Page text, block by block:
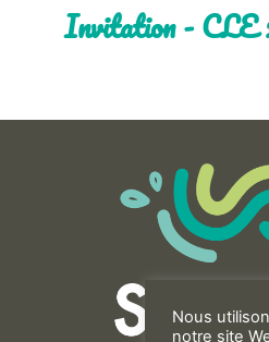
Invitation - CLE
Nous
notre site